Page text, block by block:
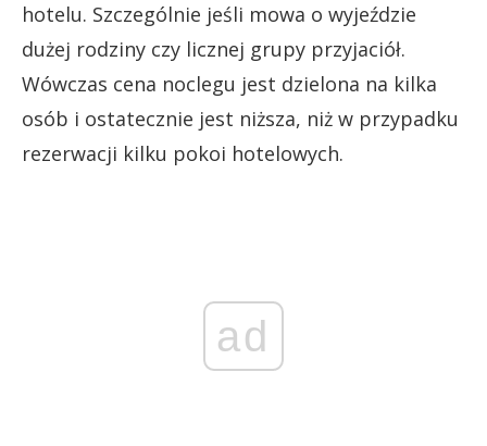
hotelu. Szczególnie jeśli mowa o wyjeździe
dużej rodziny czy licznej grupy przyjaciół.
Wówczas cena noclegu jest dzielona na kilka
osób i ostatecznie jest niższa, niż w przypadku
rezerwacji kilku pokoi hotelowych.
ad